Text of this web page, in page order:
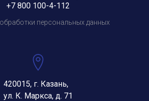
+7 800 100-4-112
персональных данных
420015, г. Казань,
ул. К. Маркса, д. 71